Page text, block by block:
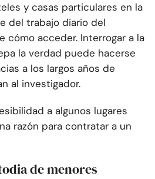
y casas particulares en la
del trabajo diario del
cómo acceder. Interrogar a la
la verdad puede hacerse
a los largos años de
al investigador.
a algunos lugares
razón para contratar a un
de menores